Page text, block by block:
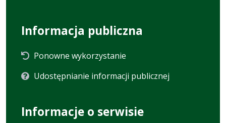
Informacja publiczna
Ponowne wykorzystanie
Udostępnianie informacji publicznej
Informacje o serwisie